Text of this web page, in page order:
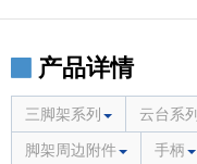
产品详情
三脚架系列 云台系列
脚架周边附件 手柄